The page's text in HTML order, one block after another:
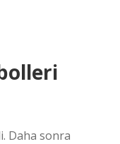
Daha sonra